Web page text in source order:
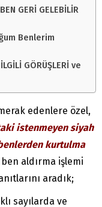
GERİ GELEBİLİR
Benlerim
GÖRÜŞLERİ ve
edenlere özel,
istenmeyen siyah
kurtulma
ben aldırma işlemi
aradık;
sayılarda ve